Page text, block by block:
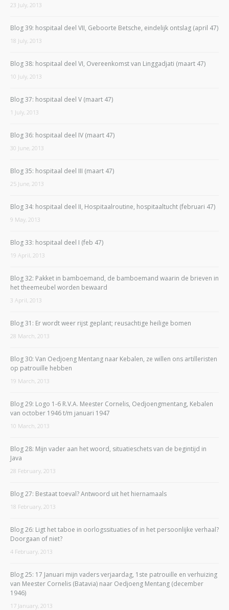
23 July, 2013
Blog 39: hospitaal deel VII, Geboorte Betsche, eindelijk ontslag (april 47)
18 July, 2013
Blog 38: hospitaal deel VI, Overeenkomst van Linggadjati (maart 47)
10 July, 2013
Blog 37: hospitaal deel V (maart 47)
1 July, 2013
Blog 36: hospitaal deel IV (maart 47)
30 June, 2013
Blog 35: hospitaal deel III (maart 47)
25 June, 2013
Blog 34: hospitaal deel II, Hospitaalroutine, hospitaaltucht (februari 47)
9 May, 2013
Blog 33: hospitaal deel I (feb 47)
19 April, 2013
Blog 32: Pakket in bamboemand, de bamboemand waarin de brieven in
het theemeubel worden bewaard
3 April, 2013
Blog 31: Er wordt weer rijst geplant; reusachtige heilige bomen
28 March, 2013
Blog 30: Van Oedjoeng Mentang naar Kebalen, ze willen ons artilleristen
op patrouille hebben
19 March, 2013
Blog 29: Logo 1-6 R.V.A. Meester Cornelis, Oedjoengmentang, Kebalen
van october 1946 t/m januari 1947
10 March, 2013
Blog 28: Mijn vader aan het woord, situatieschets van de begintijd in
Java
28 February, 2013
Blog 27: Bestaat toeval? Antwoord uit het hiernamaals
18 February, 2013
Blog 26: Ligt het taboe in oorlogssituaties of in het persoonlijke verhaal?
Doorgaan of niet?
4 February, 2013
Blog 25: 17 Januari mijn vaders verjaardag, 1ste patrouille en verhuizing
van Meester Cornelis (Batavia) naar Oedjoeng Mentang (december
1946)
17 January, 2013